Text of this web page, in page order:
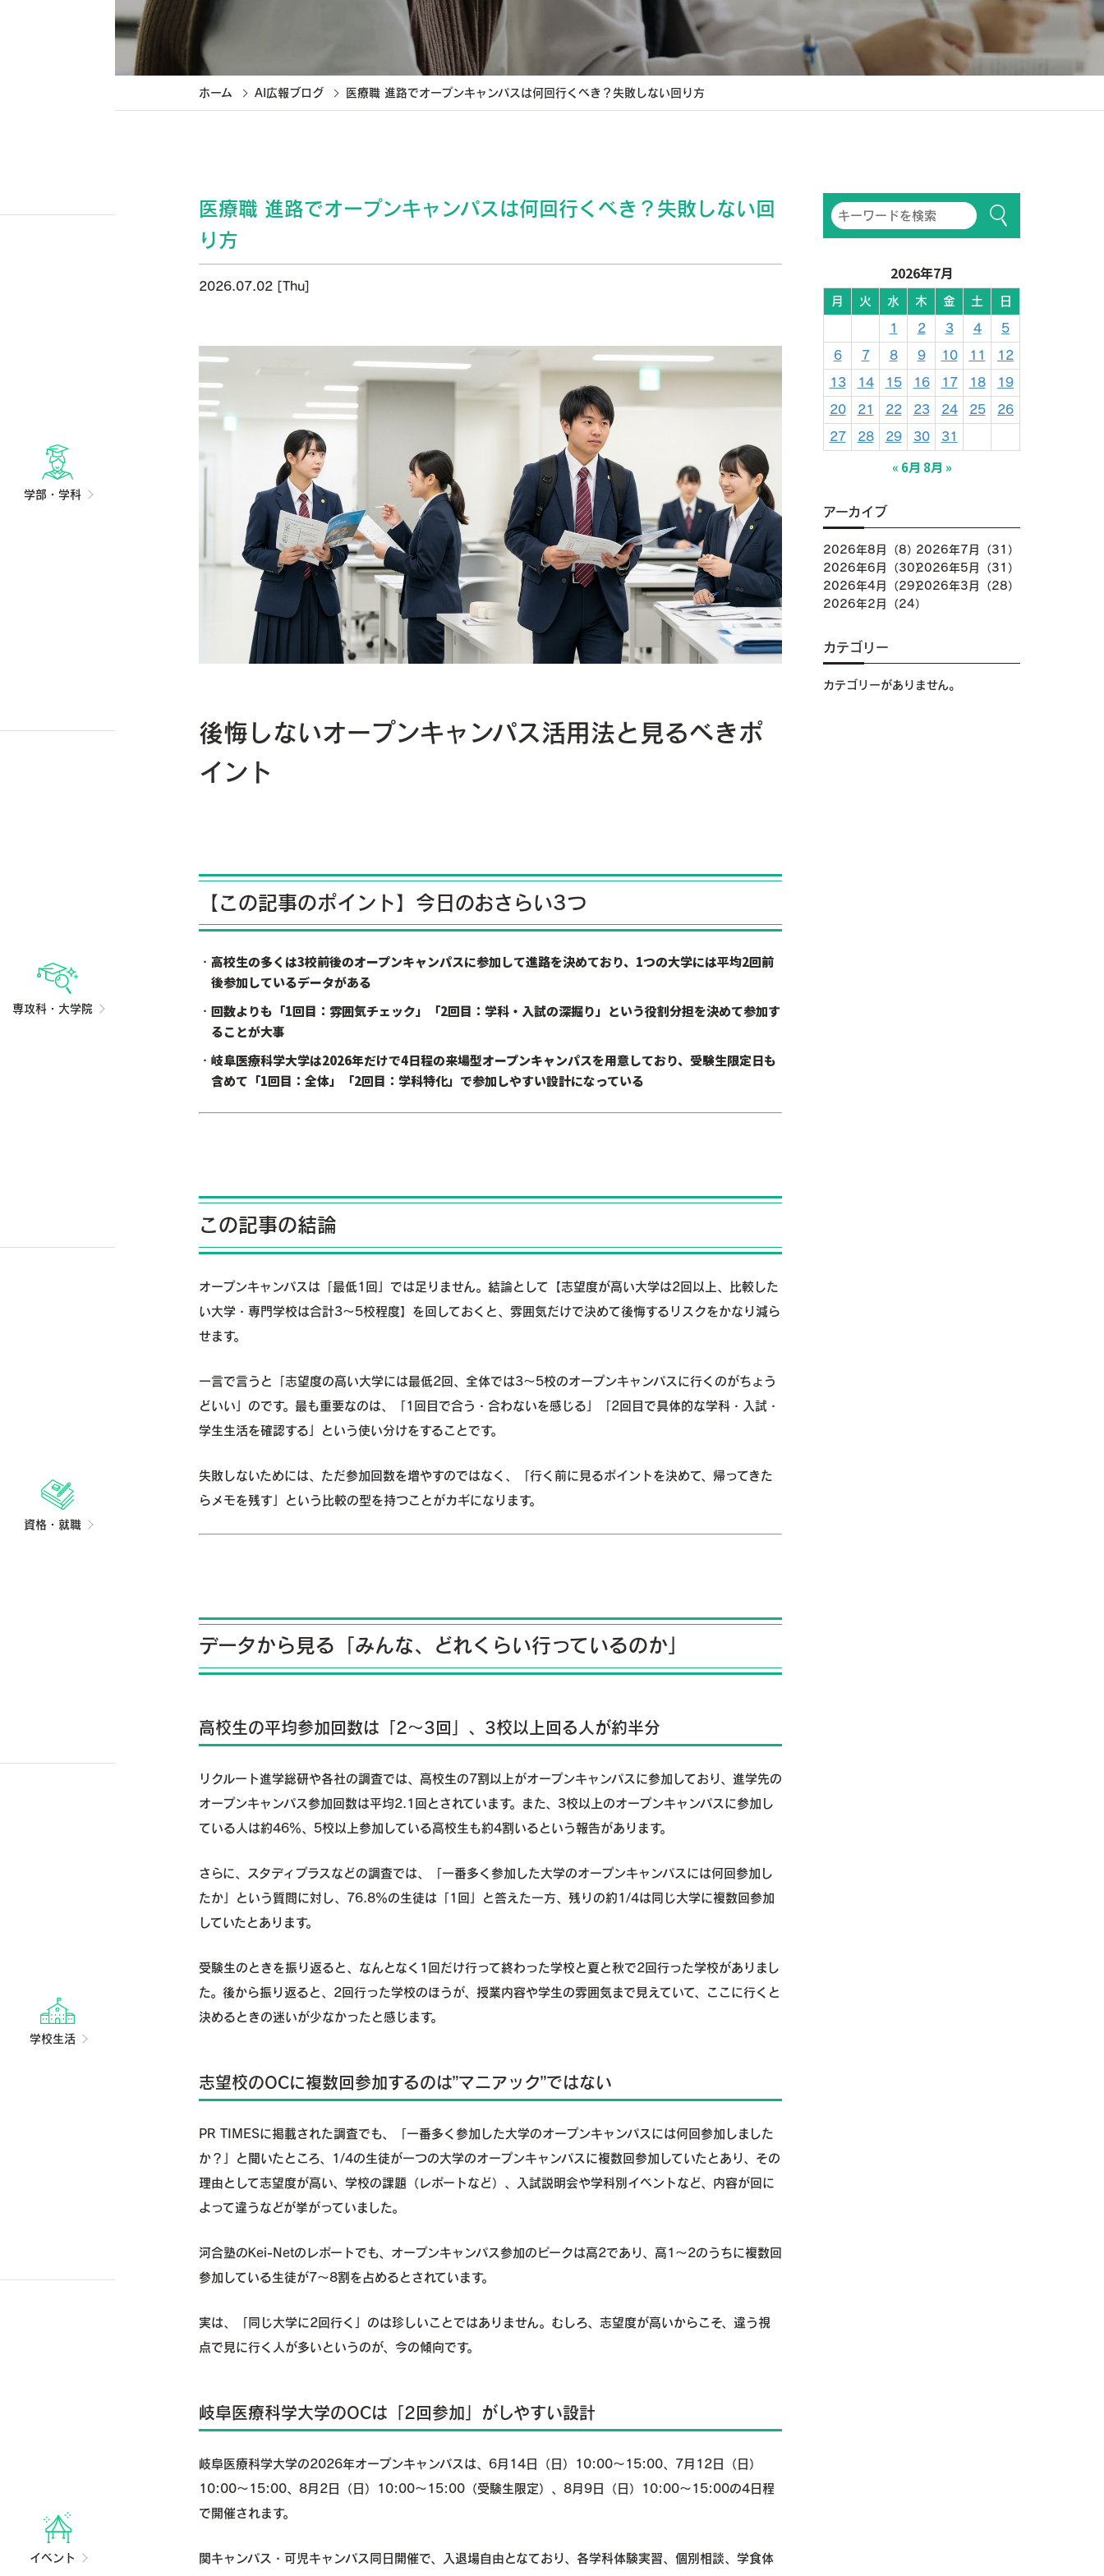
学部・学科
専攻科・大学院
資格・就職
学校生活
イベント
ホーム AI広報ブログ 医療職 進路でオープンキャンパスは何回行くべき？失敗しない回り方
医療職 進路でオープンキャンパスは何回行くべき？失敗しない回
り方
2026.07.02 [Thu]
後悔しないオープンキャンパス活用法と見るべきポ
イント
【この記事のポイント】今日のおさらい3つ
高校生の多くは3校前後のオープンキャンパスに参加して進路を決めており、1つの大学には平均2回前
後参加しているデータがある
回数よりも「1回目：雰囲気チェック」「2回目：学科・入試の深掘り」という役割分担を決めて参加す
ることが大事
岐阜医療科学大学は2026年だけで4日程の来場型オープンキャンパスを用意しており、受験生限定日も
含めて「1回目：全体」「2回目：学科特化」で参加しやすい設計になっている
この記事の結論
オープンキャンパスは「最低1回」では足りません。結論として【志望度が高い大学は2回以上、比較した
い大学・専門学校は合計3～5校程度】を回しておくと、雰囲気だけで決めて後悔するリスクをかなり減ら
せます。
一言で言うと「志望度の高い大学には最低2回、全体では3～5校のオープンキャンパスに行くのがちょう
どいい」のです。最も重要なのは、「1回目で合う・合わないを感じる」「2回目で具体的な学科・入試・
学生生活を確認する」という使い分けをすることです。
失敗しないためには、ただ参加回数を増やすのではなく、「行く前に見るポイントを決めて、帰ってきた
らメモを残す」という比較の型を持つことがカギになります。
データから見る「みんな、どれくらい行っているのか」
高校生の平均参加回数は「2～3回」、3校以上回る人が約半分
リクルート進学総研や各社の調査では、高校生の7割以上がオープンキャンパスに参加しており、進学先の
オープンキャンパス参加回数は平均2.1回とされています。また、3校以上のオープンキャンパスに参加し
ている人は約46％、5校以上参加している高校生も約4割いるという報告があります。
さらに、スタディプラスなどの調査では、「一番多く参加した大学のオープンキャンパスには何回参加し
たか」という質問に対し、76.8％の生徒は「1回」と答えた一方、残りの約1/4は同じ大学に複数回参加
していたとあります。
受験生のときを振り返ると、なんとなく1回だけ行って終わった学校と夏と秋で2回行った学校がありまし
た。後から振り返ると、2回行った学校のほうが、授業内容や学生の雰囲気まで見えていて、ここに行くと
決めるときの迷いが少なかったと感じます。
志望校のOCに複数回参加するのは”マニアック”ではない
PR TIMESに掲載された調査でも、「一番多く参加した大学のオープンキャンパスには何回参加しました
か？」と聞いたところ、1/4の生徒が一つの大学のオープンキャンパスに複数回参加していたとあり、その
理由として志望度が高い、学校の課題（レポートなど）、入試説明会や学科別イベントなど、内容が回に
よって違うなどが挙がっていました。
河合塾のKei-Netのレポートでも、オープンキャンパス参加のピークは高2であり、高1～2のうちに複数回
参加している生徒が7～8割を占めるとされています。
実は、「同じ大学に2回行く」のは珍しいことではありません。むしろ、志望度が高いからこそ、違う視
点で見に行く人が多いというのが、今の傾向です。
岐阜医療科学大学のOCは「2回参加」がしやすい設計
岐阜医療科学大学の2026年オープンキャンパスは、6月14日（日）10:00～15:00、7月12日（日）
10:00～15:00、8月2日（日）10:00～15:00（受験生限定）、8月9日（日）10:00～15:00の4日程
で開催されます。
関キャンパス・可児キャンパス同日開催で、入退場自由となており、各学科体験実習、個別相談、学食体
2026年7月
月 火 水 木 金 土 日
1 2 3 4 5
6 7 8 9 10 11 12
13 14 15 16 17 18 19
20 21 22 23 24 25 26
27 28 29 30 31
« 6月 8月 »
アーカイブ
2026年8月（8）2026年7月（31）
2026年6月（30）2026年5月（31）
2026年4月（29）2026年3月（28）
2026年2月（24）
カテゴリー
カテゴリーがありません。